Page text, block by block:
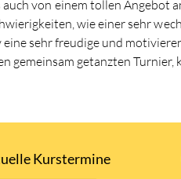
von einem tollen Angebot
wie einer sehr
sehr freudige und
gemeinsam getanzten
Kurstermine